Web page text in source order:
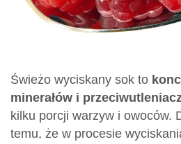
Świeżo wyciskany sok to
minerałów i
kilku porcji warzyw i owoców.
temu, że w procesie